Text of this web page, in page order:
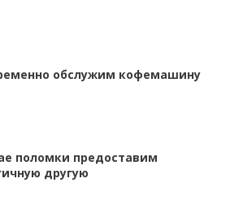
обслужим кофемашину
поломки предоставим
другую